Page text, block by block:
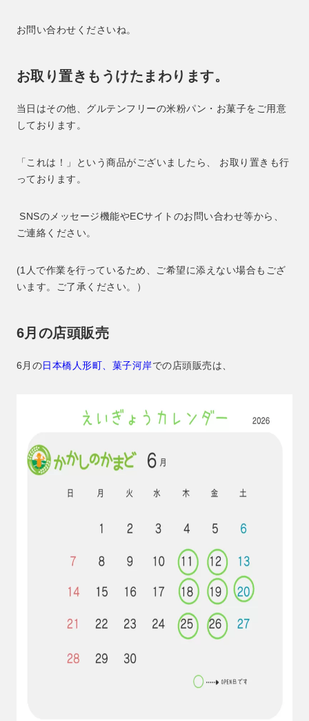
お問い合わせくださいね。
お取り置きもうけたまわります。
当日はその他、グルテンフリーの米粉パン・お菓子をご用意
しております。
「これは！」という商品がございましたら、 お取り置きも行
っております。
SNSのメッセージ機能やECサイトのお問い合わせ等から、
ご連絡ください。
(1人で作業を行っているため、ご希望に添えない場合もござ
います。ご了承ください。）
6月の店頭販売
6月の日本橋人形町、菓子河岸での店頭販売は、